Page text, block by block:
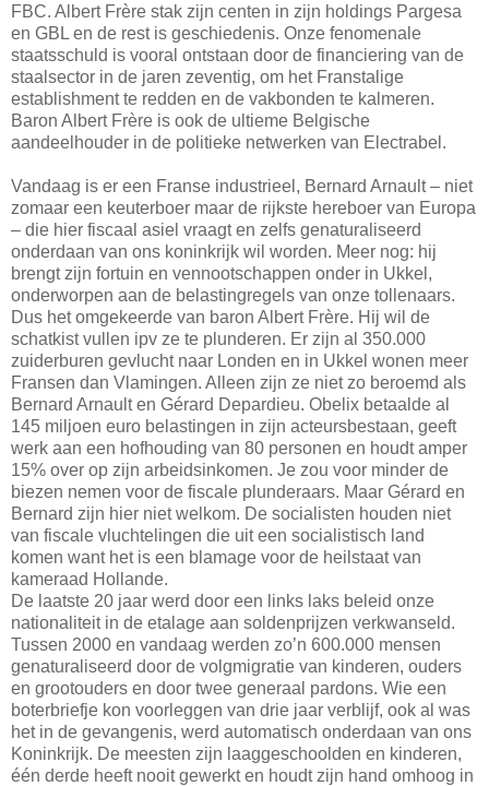
FBC. Albert Frère stak zijn centen in zijn holdings Pargesa
en GBL en de rest is geschiedenis. Onze fenomenale
staatsschuld is vooral ontstaan door de financiering van de
staalsector in de jaren zeventig, om het Franstalige
establishment te redden en de vakbonden te kalmeren.
Baron Albert Frère is ook de ultieme Belgische
aandeelhouder in de politieke netwerken van Electrabel.
Vandaag is er een Franse industrieel, Bernard Arnault – niet
zomaar een keuterboer maar de rijkste hereboer van Europa
– die hier fiscaal asiel vraagt en zelfs genaturaliseerd
onderdaan van ons koninkrijk wil worden. Meer nog: hij
brengt zijn fortuin en vennootschappen onder in Ukkel,
onderworpen aan de belastingregels van onze tollenaars.
Dus het omgekeerde van baron Albert Frère. Hij wil de
schatkist vullen ipv ze te plunderen. Er zijn al 350.000
zuiderburen gevlucht naar Londen en in Ukkel wonen meer
Fransen dan Vlamingen. Alleen zijn ze niet zo beroemd als
Bernard Arnault en Gérard Depardieu. Obelix betaalde al
145 miljoen euro belastingen in zijn acteursbestaan, geeft
werk aan een hofhouding van 80 personen en houdt amper
15% over op zijn arbeidsinkomen. Je zou voor minder de
biezen nemen voor de fiscale plunderaars. Maar Gérard en
Bernard zijn hier niet welkom. De socialisten houden niet
van fiscale vluchtelingen die uit een socialistisch land
komen want het is een blamage voor de heilstaat van
kameraad Hollande.
De laatste 20 jaar werd door een links laks beleid onze
nationaliteit in de etalage aan soldenprijzen verkwanseld.
Tussen 2000 en vandaag werden zo’n 600.000 mensen
genaturaliseerd door de volgmigratie van kinderen, ouders
en grootouders en door twee generaal pardons. Wie een
boterbriefje kon voorleggen van drie jaar verblijf, ook al was
het in de gevangenis, werd automatisch onderdaan van ons
Koninkrijk. De meesten zijn laaggeschoolden en kinderen,
één derde heeft nooit gewerkt en houdt zijn hand omhoog in